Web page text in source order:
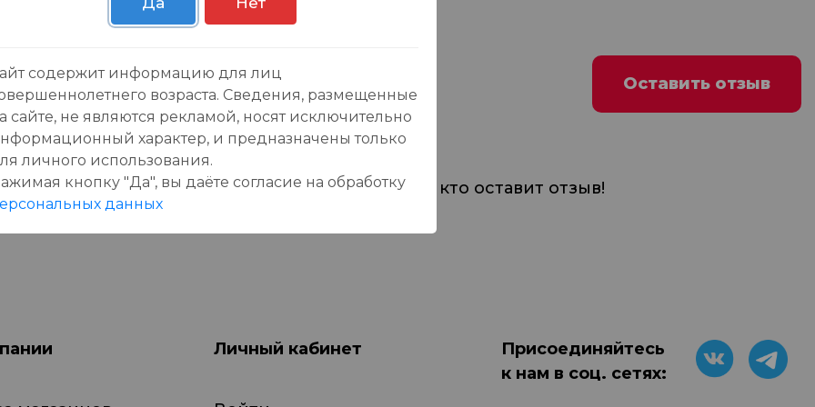
Оставить отзыв
товара еще нет отзывов, будьте первым, кто оставит отзыв!
Личный кабинет
Присоединяйтесь
к нам в соц. сетях:
содержит информацию для лиц
возраста. Сведения, размещенные
сайте, не являются рекламой, носят исключительно
характер, и предназначены только
личного использования.
кнопку "Да", вы даёте cогласие на обработку
данных